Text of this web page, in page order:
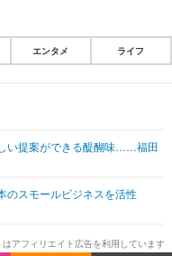
その他
エンタメ ライフ
い提案ができる醍醐味……福田
のスモールビジネスを活性